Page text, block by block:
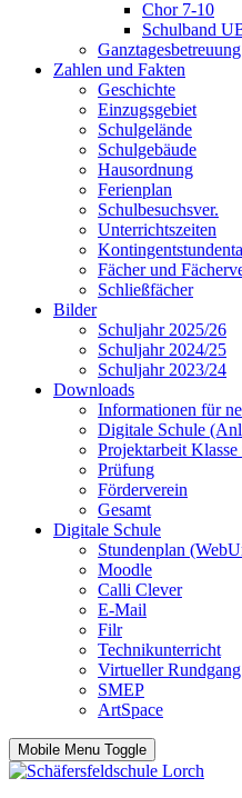
Chor 7-10
Schulband
Ganztagesbetreuung
Zahlen und Fakten
Geschichte
Einzugsgebiet
Schulgelände
Schulgebäude
Hausordnung
Ferienplan
Schulbesuchsver.
Unterrichtszeiten
Fächer und
Schließfächer
Bilder
Schuljahr 2025/26
Schuljahr 2024/25
Schuljahr 2023/24
Downloads
Informationen für
Digitale Schule
Projektarbeit Klasse
Prüfung
Förderverein
Gesamt
Digitale Schule
Stundenplan
Moodle
Calli Clever
E-Mail
Filr
Technikunterricht
Virtueller Rundgang
SMEP
ArtSpace
Mobile Menu Toggle